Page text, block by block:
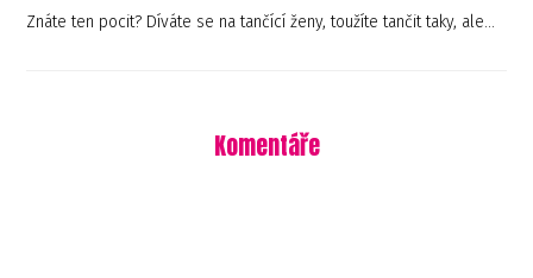
Znáte ten pocit? Díváte se na tančící ženy, toužíte tančit taky, ale…
Komentáře